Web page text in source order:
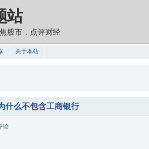
站
股市，点评财经
关于本站
什么不包含工商银行
论